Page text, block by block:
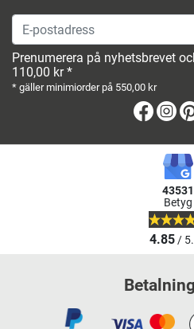
E-postadress
Prenumerera på nyhetsbrevet
110,00 kr *
* gäller minimiorder på 550,00 kr
43531
Betyg
4.85/